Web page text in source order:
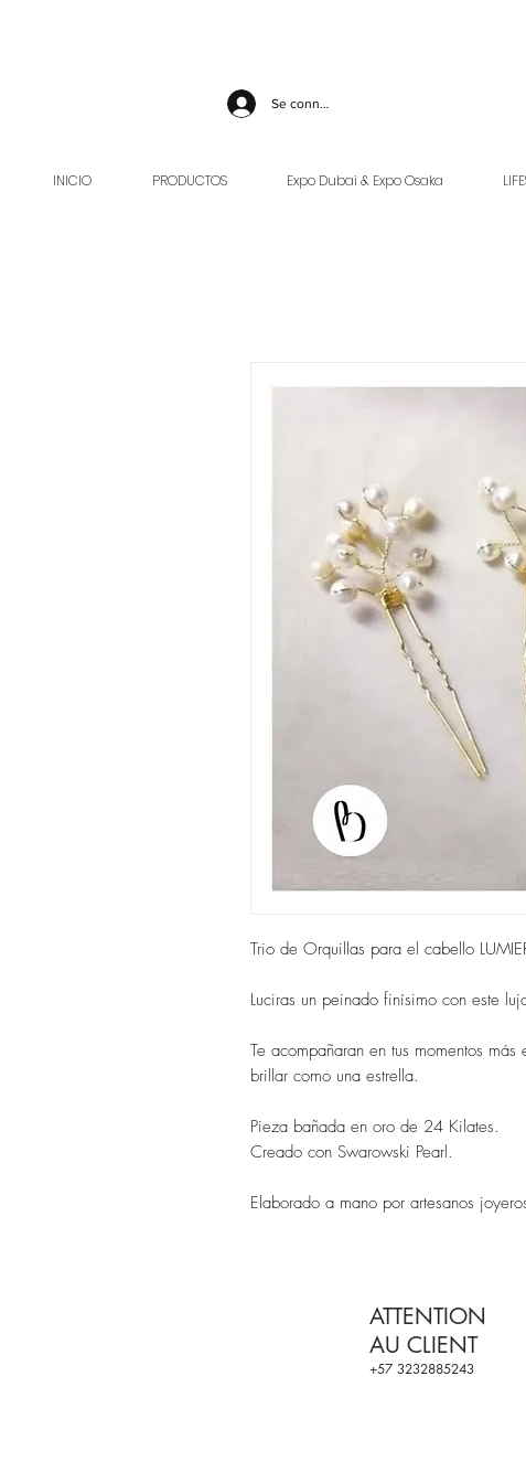
Se connecter
INICIO PRODUCTOS Expo Dubai & Expo Osaka
Trio de Orquillas para el cabello
Luciras un peinado finísimo con este
Te acompañaran en tus momentos
brillar como una estrella.
Pieza bañada en oro de 24 Kilates.
Creado con Swarowski Pearl.
Elaborado a mano por artesanos
ATTENTION
AU CLIENT
+57 3232885243